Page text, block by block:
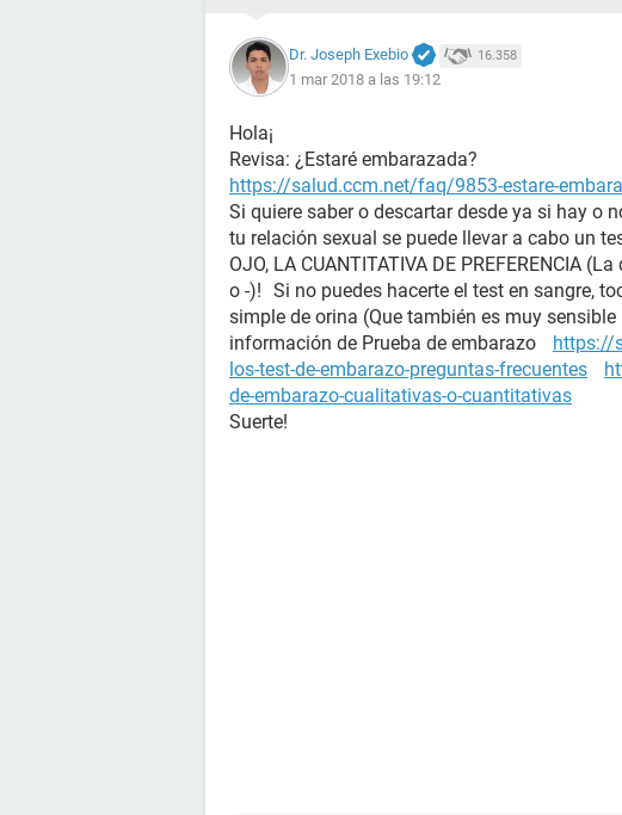
Dr. Joseph Exebio 16.358
1 mar 2018 a las 19:12
Hola¡
Revisa: ¿Estaré embarazada?
https://salud.ccm.net/faq/9853-estare-
Si quiere saber o descartar desde ya si hay o
tu relación sexual se puede llevar a cabo un
OJO, LA CUANTITATIVA DE PREFERENCIA
o -)! Si no puedes hacerte el test en sangre,
simple de orina (Que también es muy
información de Prueba de embarazo https://
los-test-de-embarazo-preguntas-frecuentes
de-embarazo-cualitativas-o-cuantitativas
Suerte!